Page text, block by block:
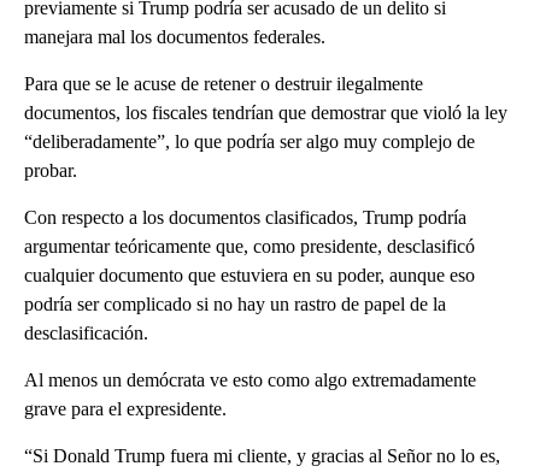
previamente si Trump podría ser acusado de un delito si
manejara mal los documentos federales.
Para que se le acuse de retener o destruir ilegalmente
documentos, los fiscales tendrían que demostrar que violó la ley
“deliberadamente”, lo que podría ser algo muy complejo de
probar.
Con respecto a los documentos clasificados, Trump podría
argumentar teóricamente que, como presidente, desclasificó
cualquier documento que estuviera en su poder, aunque eso
podría ser complicado si no hay un rastro de papel de la
desclasificación.
Al menos un demócrata ve esto como algo extremadamente
grave para el expresidente.
“Si Donald Trump fuera mi cliente, y gracias al Señor no lo es,